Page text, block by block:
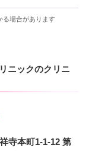
場合があります
ニックのクリニ
寺本町1-1-12 第